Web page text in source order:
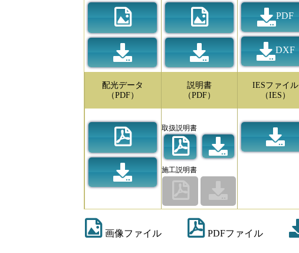
PDF
DXF
配光データ
（PDF）
説明書
（PDF）
取扱説明書
施工説明書
IESファイル
（IES）
画像ファイル PDFファイル